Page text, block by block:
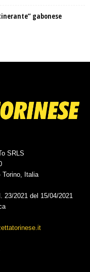
gabonese
SRLS
Torino, Italia
23/2021 del 15/04/2021